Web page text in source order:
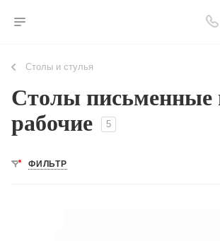
Столы и стулья
Столы письменные
рабочие
5
ФИЛЬТР